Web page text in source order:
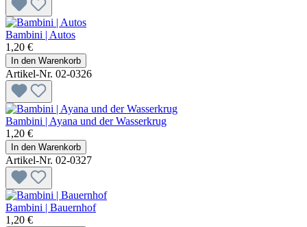
Bambini | Autos
1,20 €
In den Warenkorb
Artikel-Nr. 02-0326
Bambini | Ayana und der Wasserkrug
1,20 €
In den Warenkorb
Artikel-Nr. 02-0327
Bambini | Bauernhof
1,20 €